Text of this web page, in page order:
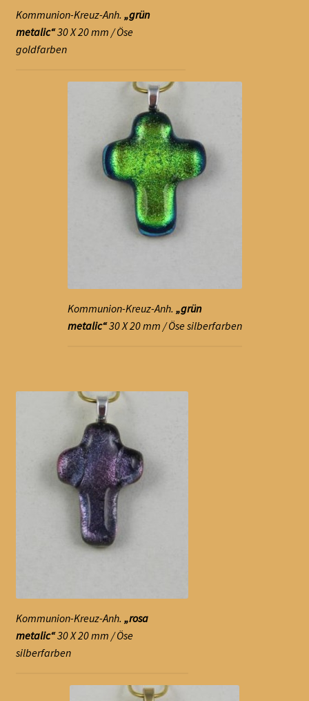
Kommunion-Kreuz-Anh. „grün
metalic“30 X 20 mm / Öse
goldfarben
Kommunion-Kreuz-Anh. „grün
metalic“30 X 20 mm / Öse silberfarben
Kommunion-Kreuz-Anh. „rosa
metalic“30 X 20 mm / Öse
silberfarben